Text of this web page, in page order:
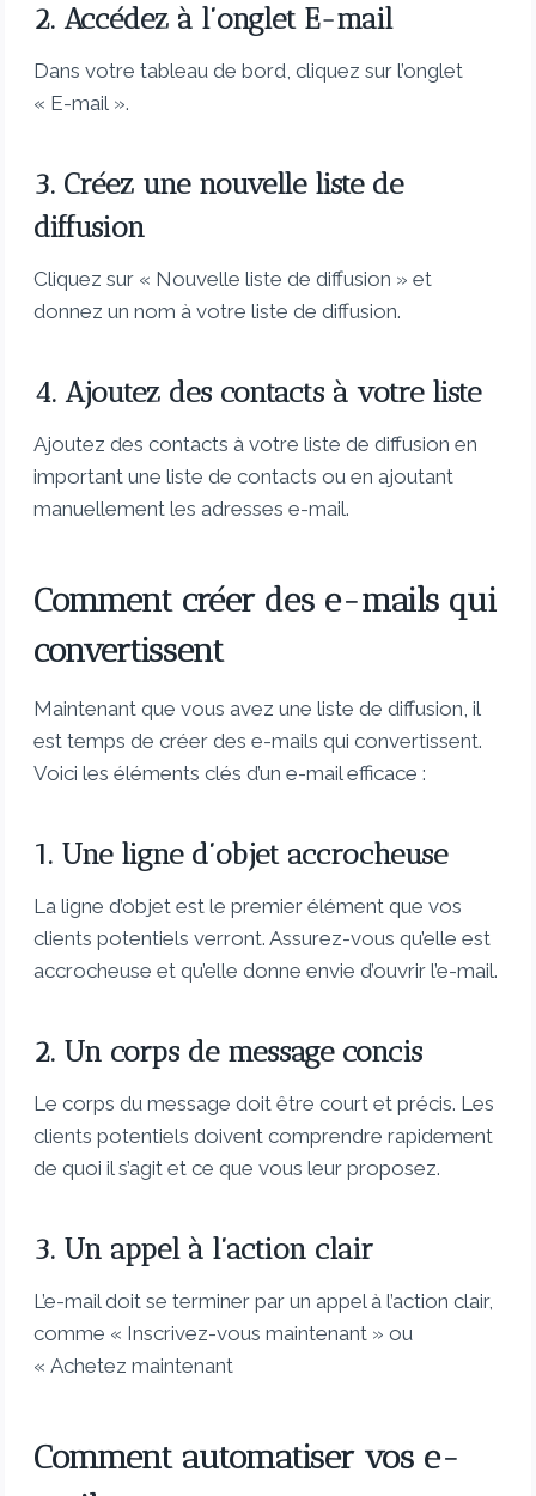
2. Accédez à l’onglet E-mail
Dans votre tableau de bord, cliquez sur l’onglet
« E-mail ».
3. Créez une nouvelle liste de
diffusion
Cliquez sur « Nouvelle liste de diffusion » et
donnez un nom à votre liste de diffusion.
4. Ajoutez des contacts à votre liste
Ajoutez des contacts à votre liste de diffusion en
important une liste de contacts ou en ajoutant
manuellement les adresses e-mail.
Comment créer des e-mails qui
convertissent
Maintenant que vous avez une liste de diffusion, il
est temps de créer des e-mails qui convertissent.
Voici les éléments clés d’un e-mail efficace :
1. Une ligne d’objet accrocheuse
La ligne d’objet est le premier élément que vos
clients potentiels verront. Assurez-vous qu’elle est
accrocheuse et qu’elle donne envie d’ouvrir l’e-mail.
2. Un corps de message concis
Le corps du message doit être court et précis. Les
clients potentiels doivent comprendre rapidement
de quoi il s’agit et ce que vous leur proposez.
3. Un appel à l’action clair
L’e-mail doit se terminer par un appel à l’action clair,
comme « Inscrivez-vous maintenant » ou
« Achetez maintenant
Comment automatiser vos e-